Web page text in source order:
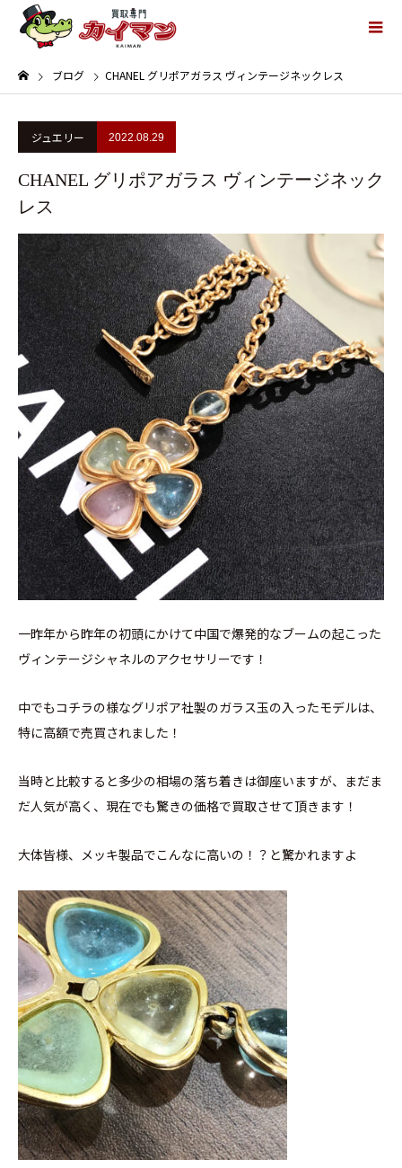
ブログ CHANEL グリポアガラス ヴィンテージネックレス
ジュエリー 2022.08.29
CHANEL グリポアガラス ヴィンテージネック
レス
一昨年から昨年の初頭にかけて中国で爆発的なブームの起こった
ヴィンテージシャネルのアクセサリーです！
中でもコチラの様なグリポア社製のガラス玉の入ったモデルは、
特に高額で売買されました！
当時と比較すると多少の相場の落ち着きは御座いますが、まだま
だ人気が高く、現在でも驚きの価格で買取させて頂きます！
大体皆様、メッキ製品でこんなに高いの！？と驚かれますよ